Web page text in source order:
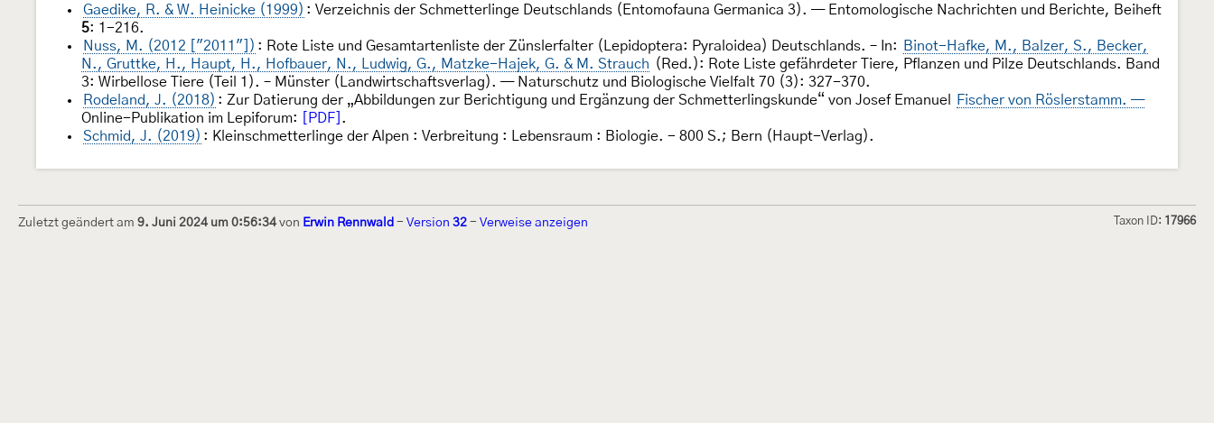
Gaedike, R. & W. Heinicke (1999) : Verzeichnis der Schmetterlinge Deutschlands (Entomofauna Germanica 3). — Entomologische Nachrichten und Berichte, Beiheft
5: 1-216.
Nuss, M. (2012 ["2011"]) : Rote Liste und Gesamtartenliste der Zünslerfalter (Lepidoptera: Pyraloidea) Deutschlands. – In:
Binot-Hafke, M., Balzer, S., Becker,
N., Gruttke, H., Haupt, H., Hofbauer, N., Ludwig, G., Matzke-Hajek, G. & M. Strauch (Red.): Rote Liste gefährdeter Tiere, Pflanzen und Pilze Deutschlands. Band
3: Wirbellose Tiere (Teil 1). – Münster (Landwirtschaftsverlag). — Naturschutz und Biologische Vielfalt 70 (3): 327-370.
Rodeland, J. (2018) : Zur Datierung der „Abbildungen zur Berichtigung und Ergänzung der Schmetterlingskunde“ von Josef Emanuel
Fischer von Röslerstamm. —
Online-Publikation im Lepiforum:
[PDF] .
Schmid, J. (2019) : Kleinschmetterlinge der Alpen : Verbreitung : Lebensraum : Biologie. - 800 S.; Bern (Haupt-Verlag).
Zuletzt geändert am 9. Juni 2024 um 0:56:34 von Erwin Rennwald - Version 32 - Verweise anzeigen Taxon ID: 17966